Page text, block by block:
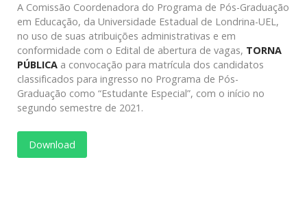
A Comissão Coordenadora do Programa de Pós-Graduação
em Educação, da Universidade Estadual de Londrina-UEL,
no uso de suas atribuições administrativas e em
conformidade com o Edital de abertura de vagas, TORNA
PÚBLICA a convocação para matrícula dos candidatos
classificados para ingresso no Programa de Pós-
Graduação como “Estudante Especial”, com o início no
segundo semestre de 2021.
Download